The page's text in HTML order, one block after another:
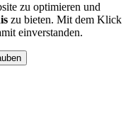
zu optimieren und
zu bieten. Mit dem Klick
einverstanden.